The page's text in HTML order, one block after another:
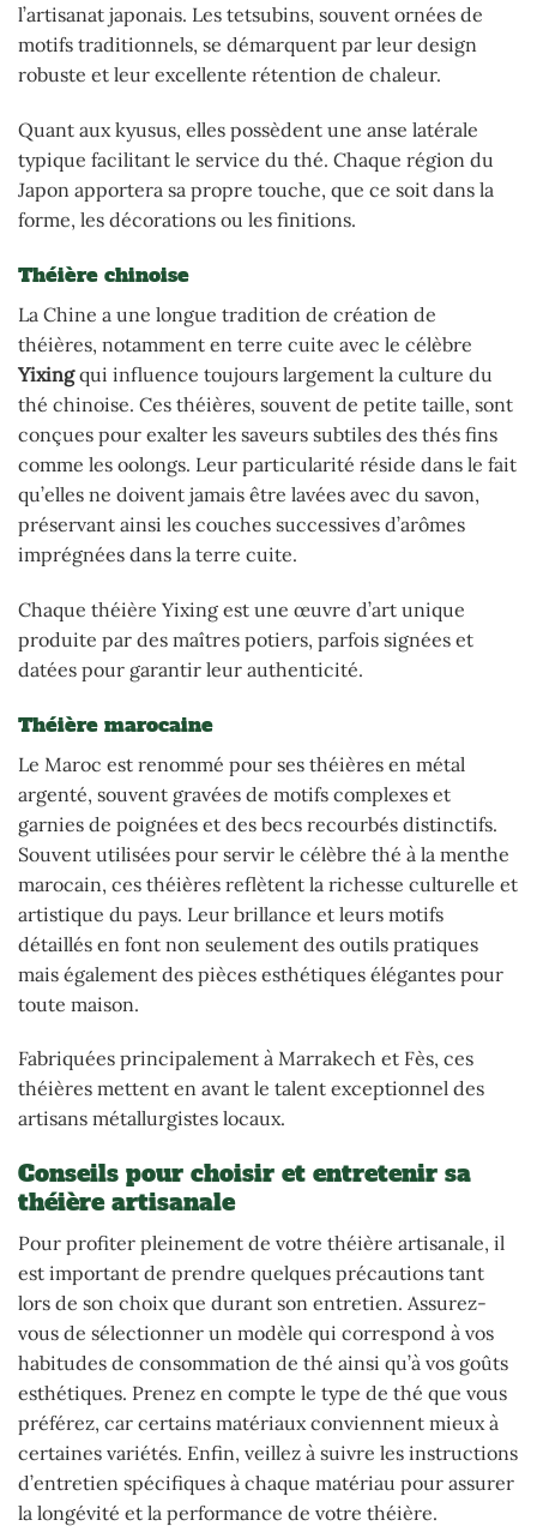
l’artisanat japonais. Les tetsubins, souvent ornées de
motifs traditionnels, se démarquent par leur design
robuste et leur excellente rétention de chaleur.
Quant aux kyusus, elles possèdent une anse latérale
typique facilitant le service du thé. Chaque région du
Japon apportera sa propre touche, que ce soit dans la
forme, les décorations ou les finitions.
Théière chinoise
La Chine a une longue tradition de création de
théières, notamment en terre cuite avec le célèbre
Yixingqui influence toujours largement la culture du
thé chinoise. Ces théières, souvent de petite taille, sont
conçues pour exalter les saveurs subtiles des thés fins
comme les oolongs. Leur particularité réside dans le fait
qu’elles ne doivent jamais être lavées avec du savon,
préservant ainsi les couches successives d’arômes
imprégnées dans la terre cuite.
Chaque théière Yixing est une œuvre d’art unique
produite par des maîtres potiers, parfois signées et
datées pour garantir leur authenticité.
Théière marocaine
Le Maroc est renommé pour ses théières en métal
argenté, souvent gravées de motifs complexes et
garnies de poignées et des becs recourbés distinctifs.
Souvent utilisées pour servir le célèbre thé à la menthe
marocain, ces théières reflètent la richesse culturelle et
artistique du pays. Leur brillance et leurs motifs
détaillés en font non seulement des outils pratiques
mais également des pièces esthétiques élégantes pour
toute maison.
Fabriquées principalement à Marrakech et Fès, ces
théières mettent en avant le talent exceptionnel des
artisans métallurgistes locaux.
Conseils pour choisir et entretenir sa
théière artisanale
Pour profiter pleinement de votre théière artisanale, il
est important de prendre quelques précautions tant
lors de son choix que durant son entretien. Assurez-
vous de sélectionner un modèle qui correspond à vos
habitudes de consommation de thé ainsi qu’à vos goûts
esthétiques. Prenez en compte le type de thé que vous
préférez, car certains matériaux conviennent mieux à
certaines variétés. Enfin, veillez à suivre les instructions
d’entretien spécifiques à chaque matériau pour assurer
la longévité et la performance de votre théière.